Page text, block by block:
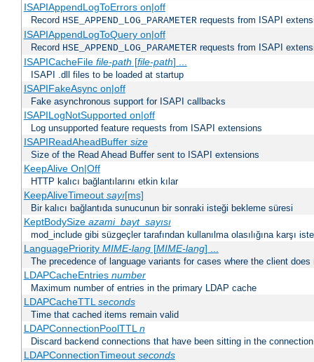
ISAPIAppendLogToErrors on|off
Record HSE_APPEND_LOG_PARAMETER requests from ISAPI
ISAPIAppendLogToQuery on|off
Record HSE_APPEND_LOG_PARAMETER requests from ISAPI
ISAPICacheFile file-path [file-path] ...
ISAPI .dll files to be loaded at startup
ISAPIFakeAsync on|off
Fake asynchronous support for ISAPI callbacks
ISAPILogNotSupported on|off
Log unsupported feature requests from ISAPI extensions
ISAPIReadAheadBuffer size
Size of the Read Ahead Buffer sent to ISAPI extensions
KeepAlive On|Off
HTTP kalıcı bağlantılarını etkin kılar
KeepAliveTimeout sayı[ms]
Bir kalıcı bağlantıda sunucunun bir sonraki isteği bekleme süresi
KeptBodySize azami_bayt_sayısı
mod_include gibi süzgeçler tarafından kullanılma olasılığına karşı
LanguagePriority MIME-lang[MIME-lang] ...
The precedence of language variants for cases where the client
LDAPCacheEntries number
Maximum number of entries in the primary LDAP cache
LDAPCacheTTLseconds
Time that cached items remain valid
LDAPConnectionPoolTTLn
Discard backend connections that have been sitting in the
LDAPConnectionTimeout seconds